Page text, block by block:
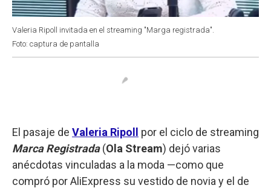
Valeria Ripoll invitada en el streaming "Marga registrada".
Foto: captura de pantalla
El pasaje de Valeria Ripoll
por el ciclo de streaming
Marca Registrada(Ola Stream) dejó varias
anécdotas vinculadas a la moda —como que
compró por AliExpress su vestido de novia y el de